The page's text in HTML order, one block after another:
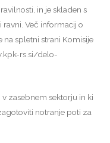
in je skladen s
Več informacij o
spletni strani Komisije
rs.si/delo-
zasebnem sektorju in ki
notranje poti za